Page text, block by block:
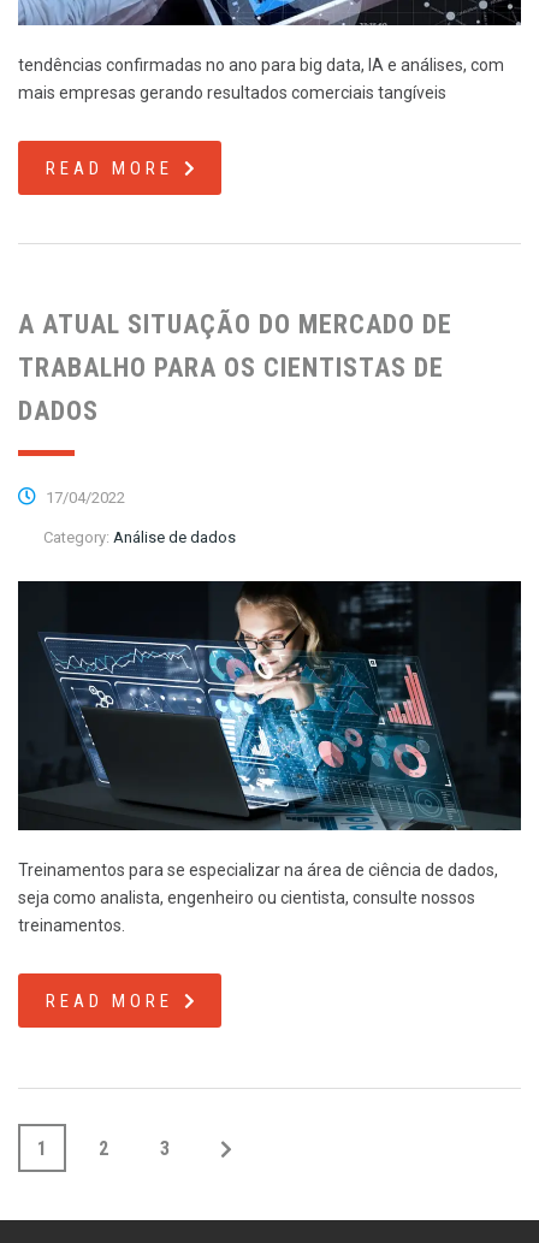
tendências confirmadas no ano para big data, IA e análises, com
mais empresas gerando resultados comerciais tangíveis
READ MORE
A ATUAL SITUAÇÃO DO MERCADO DE
TRABALHO PARA OS CIENTISTAS DE
DADOS
17/04/2022
Category: Análise de dados
Treinamentos para se especializar na área de ciência de dados,
seja como analista, engenheiro ou cientista, consulte nossos
treinamentos.
READ MORE
1 2 3